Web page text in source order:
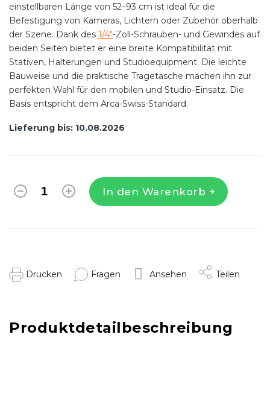
Lieferung bis: 10.08.2026
In den Warenkorb
einstellbaren Länge von 52–93 cm ist ideal für die
Befestigung von Kameras, Lichtern oder Zubehör oberhalb
der Szene. Dank des 1/4"-Zoll-Schrauben- und Gewindes auf
beiden Seiten bietet er eine breite Kompatibilität mit
Stativen, Halterungen und Studioequipment. Die leichte
Bauweise und die praktische Tragetasche machen ihn zur
perfekten Wahl für den mobilen und Studio-Einsatz. Die
Basis entspricht dem Arca-Swiss-Standard.
Drucken Fragen Ansehen Teilen
Produktdetailbeschreibung